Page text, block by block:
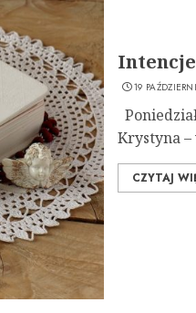
Intencje
19
Krystyna –
CZYTAJ